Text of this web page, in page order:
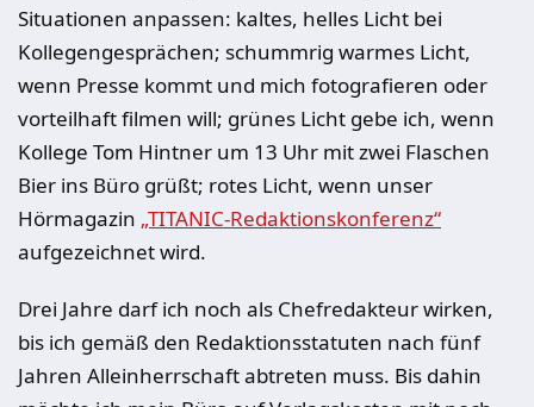
Situationen anpassen: kaltes, helles Licht bei
Kollegengesprächen; schummrig warmes Licht,
wenn Presse kommt und mich fotografieren oder
vorteilhaft filmen will; grünes Licht gebe ich, wenn
Kollege Tom Hintner um 13 Uhr mit zwei Flaschen
Bier ins Büro grüßt; rotes Licht, wenn unser
Hörmagazin „TITANIC-Redaktionskonferenz“
aufgezeichnet wird.
Drei Jahre darf ich noch als Chefredakteur wirken,
bis ich gemäß den Redaktionsstatuten nach fünf
Jahren Alleinherrschaft abtreten muss. Bis dahin